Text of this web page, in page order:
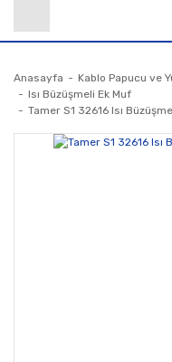
Anasayfa Kablo Papucu ve
Isı Büzüşmeli Ek Muf
Tamer S1 32616 Isı